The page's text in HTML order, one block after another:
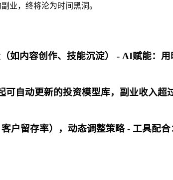
业，终将沦为时间黑洞。
如内容创作、技能沉淀） - AI赋能：
自动更新的投资模型库，副业收入超
户留存率），动态调整策略 - 工具配合